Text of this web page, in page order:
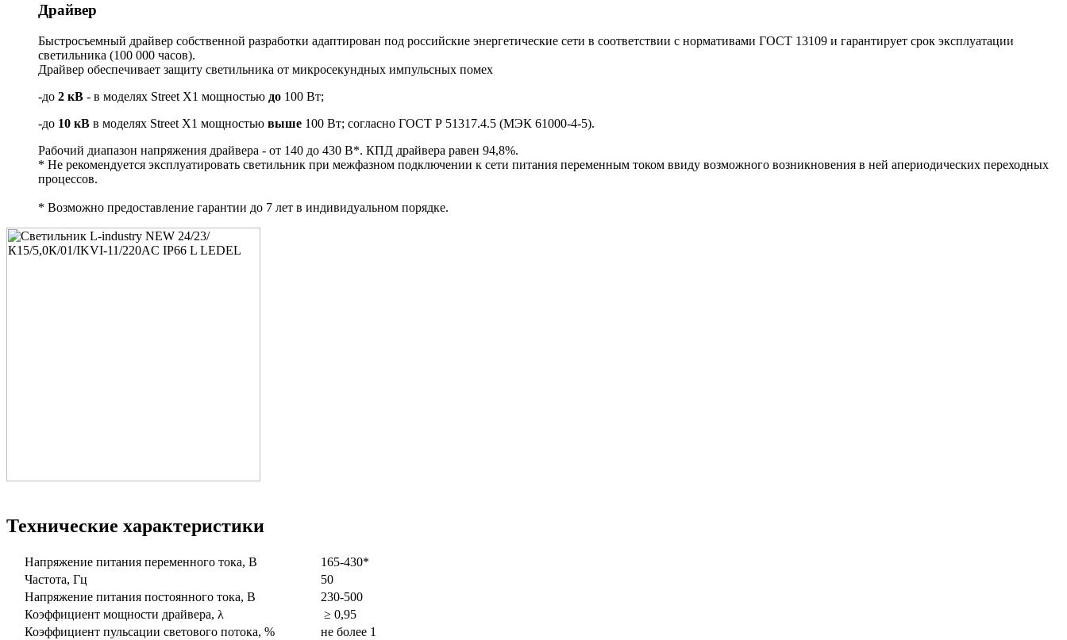
Драйвер
Быстросъемный драйвер собственной разработки адаптирован под российские энергетические сети в соответствии с нормативами ГОСТ 13109 и гарантирует срок эксплуатации
светильника (100 000 часов).
Драйвер обеспечивает защиту светильника от микросекундных импульсных помех
-до 2 кВ - в моделях Street X1 мощностью до 100 Вт;
-до 10 кВ в моделях Street X1 мощностью выше 100 Вт; согласно ГОСТ Р 51317.4.5 (МЭК 61000-4-5).
Рабочий диапазон напряжения драйвера - от 140 до 430 В*. КПД драйвера равен 94,8%.
* Не рекомендуется эксплуатировать светильник при межфазном подключении к сети питания переменным током ввиду возможного возникновения в ней апериодических переходных
процессов.
* Возможно предоставление гарантии до 7 лет в индивидуальном порядке.
Технические характеристики
Напряжение питания переменного тока, В
165-430*
Частота, Гц
50
Напряжение питания постоянного тока, В
230-500
Коэффициент мощности драйвера, λ
≥ 0,95
Коэффициент пульсации светового потока, %
не более 1